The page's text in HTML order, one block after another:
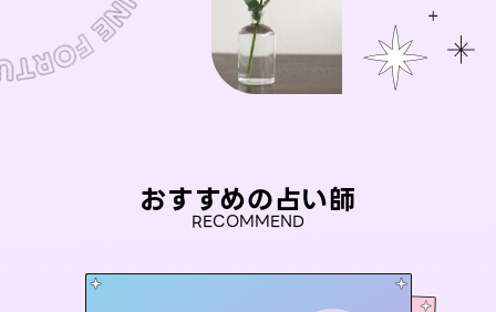
おすすめの占い師
RECOMMEND